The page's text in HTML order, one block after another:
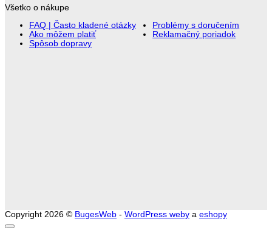
Všetko o nákupe
FAQ | Často kladené otázky
Ako môžem platiť
Spôsob dopravy
Problémy s doručením
Reklamačný poriadok
Copyright 2026 © BugesWeb - WordPress weby a eshopy